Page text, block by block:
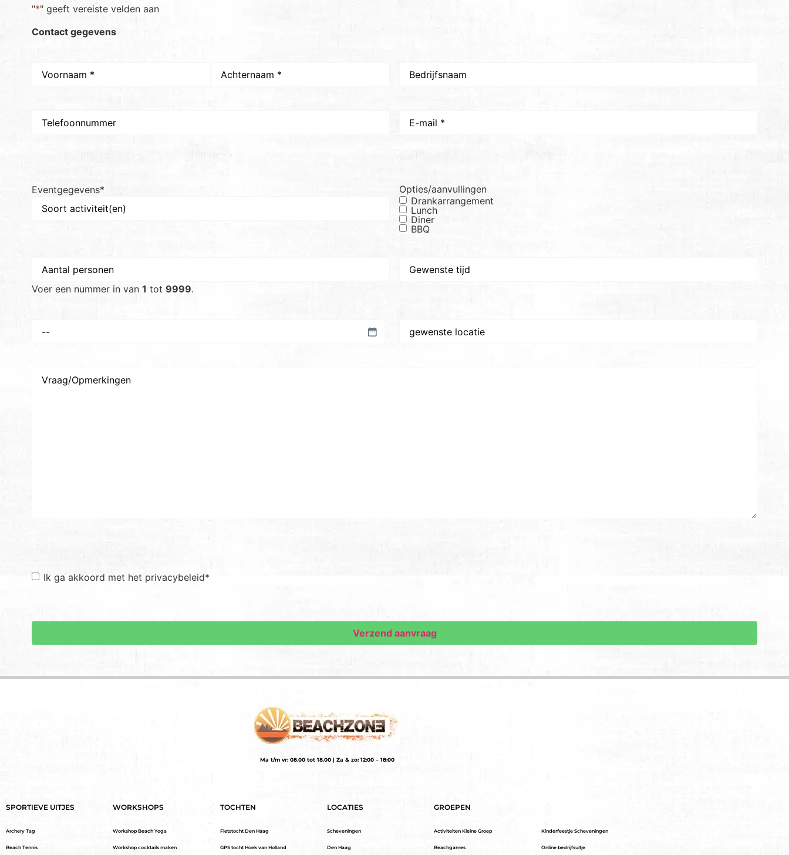
"*" geeft vereiste velden aan
Contact gegevens
Naam
mail*
Eventgegevens*
Opties/aanvullingen
Drankarrangement
Lunch
Diner
BBQ
personen *
Voer een nummer in van 1 tot 9999.
tijd
plaats/locatie*
Toestemming*
Ik ga akkoord met het privacybeleid*
Ma t/m vr: 08.00 tot 18.00 | Za & zo: 12:00 – 18:00
SPORTIEVE UITJES
Archery Tag
Beach Tennis
WORKSHOPS
Workshop Beach Yoga
Workshop cocktails maken
TOCHTEN
Fietstocht Den Haag
GPS tocht Hoek van Holland
LOCATIES
Scheveningen
Den Haag
GROEPEN
Activiteiten Kleine Groep
Beachgames
Kinderfeestje Scheveningen
Online bedrijfsuitje